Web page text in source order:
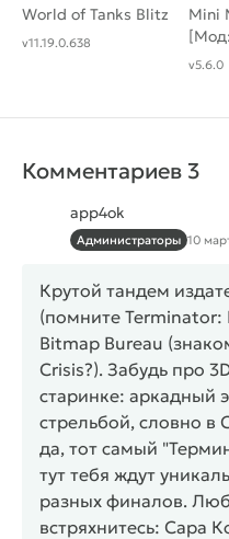
World of Tanks Blitz
v11.19.0.638
Mini
v5.6.0
Комментариев 3
app4ok
Администраторы 10
Крутой тандем
(помните Terminator:
Bitmap Bureau
Crisis?). Забудь про
старинке: аркадный
стрельбой, словно в
да, тот самый
тут тебя ждут
разных финалов.
встряхнитесь: Сара